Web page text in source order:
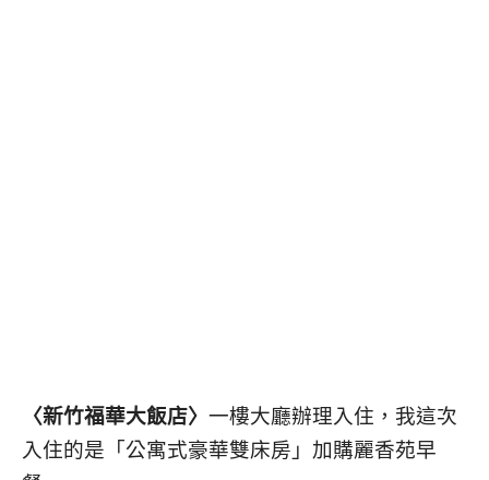
〈新竹福華大飯店〉 一樓大廳辦理入住，我這次
入住的是「公寓式豪華雙床房」加購麗香苑早